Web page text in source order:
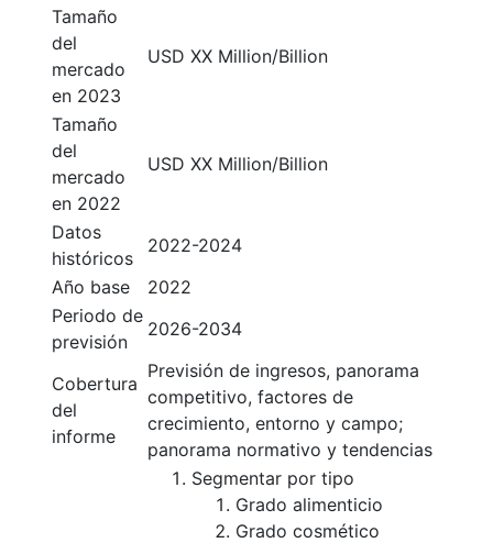
Tamaño
del
mercado
en 2023
USD XX Million/Billion
Tamaño
del
mercado
en 2022
USD XX Million/Billion
Datos
históricos
2022-2024
Año base
2022
Periodo de
previsión
2026-2034
Cobertura
del
informe
Previsión de ingresos, panorama
competitivo, factores de
crecimiento, entorno y campo;
panorama normativo y tendencias
Segmentar por tipo
Grado alimenticio
Grado cosmético